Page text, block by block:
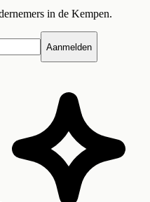
in de Kempen.
Aanmelden